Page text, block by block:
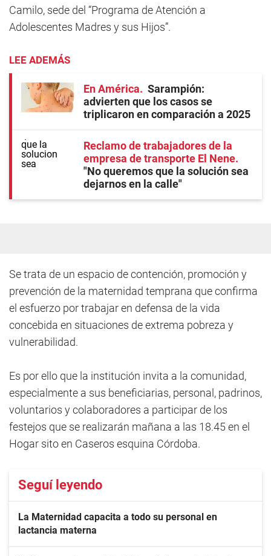
Camilo, sede del “Programa de Atención a
Adolescentes Madres y sus Hijos”.
LEE ADEMÁS
En América
Sarampión:
advierten que los casos se
triplicaron en comparación a 2025
Reclamo de trabajadores de la
empresa de transporte El Nene
"No queremos que la solución sea
dejarnos en la calle"
Se trata de un espacio de contención, promoción y
prevención de la maternidad temprana que confirma
el esfuerzo por trabajar en defensa de la vida
concebida en situaciones de extrema pobreza y
vulnerabilidad.
Es por ello que la institución invita a la comunidad,
especialmente a sus beneficiarias, personal, padrinos,
voluntarios y colaboradores a participar de los
festejos que se realizarán mañana a las 18.45 en el
Hogar sito en Caseros esquina Córdoba.
Seguí leyendo
La Maternidad capacita a todo su personal en
lactancia materna